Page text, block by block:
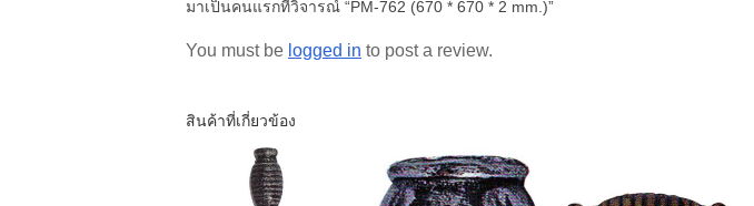
มาเป็นคนแรกที่วิจารณ์ “PM-762 (670 * 670 * 2 mm.)”
You must be logged in to post a review.
สินค้าที่เกี่ยวข้อง